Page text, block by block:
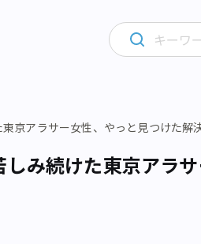
東京アラサー女性、やっと見つけた解
しみ続けた東京アラ